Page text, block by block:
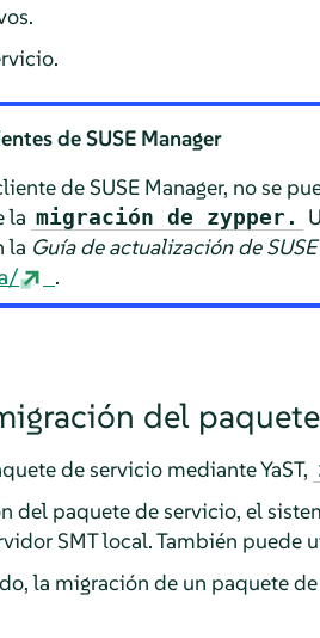
de SUSE Manager
de SUSE Manager, no se
la migración de zypper.
la Guía de actualización de
.
del
de servicio mediante YaST,
del paquete de servicio, el
SMT local. También puede
la migración de un paquete